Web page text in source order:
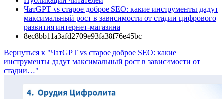
ЧатGPT vs старое доброе SEO: какие инструменты дадут
максимальный рост в зависимости от стадии цифрового
развития интернет-магазина
8ec8bb11a3afd2709e93fa38f76e45bc
Вернуться к "ЧатGPT vs старое доброе SEO: какие
инструменты дадут максимальный рост в зависимости от
стадии…"